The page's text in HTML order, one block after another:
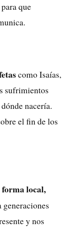
que
como Isaías,
sufrimientos
nacería.
el fin de los
local,
y nos